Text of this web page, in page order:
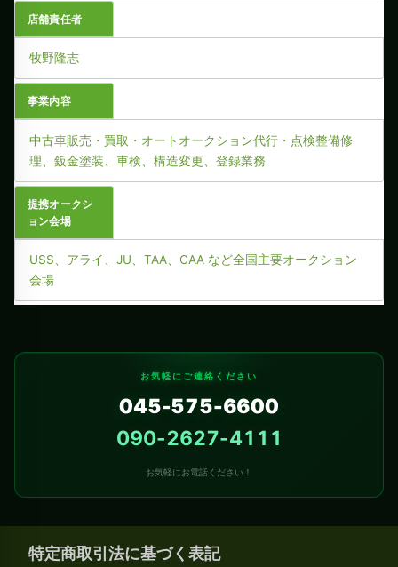
店舗責任者
牧野隆志
事業内容
中古車販売・買取・オートオークション代行・点検整備修
理、鈑金塗装、車検、構造変更、登録業務
提携オークシ
ョン会場
USS、アライ、JU、TAA、CAA など全国主要オークション
会場
お気軽にご連絡ください
045-575-6600
090-2627-4111
お気軽にお電話ください！
特定商取引法に基づく表記